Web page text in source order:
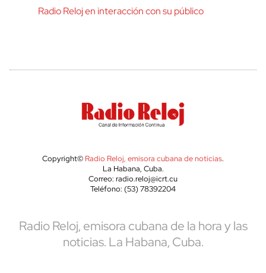
Radio Reloj en interacción con su público
Copyright© Radio Reloj, emisora cubana de noticias.
La Habana, Cuba.
Correo: radio.reloj@icrt.cu
Teléfono: (53) 78392204
Radio Reloj, emisora cubana de la hora y las
noticias. La Habana, Cuba.